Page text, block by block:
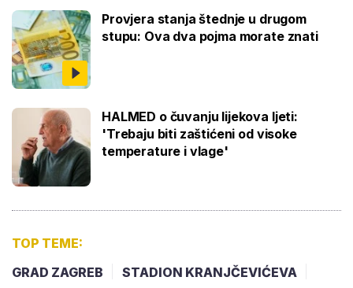
Provjera stanja štednje u drugom
stupu: Ova dva pojma morate znati
HALMED o čuvanju lijekova ljeti:
'Trebaju biti zaštićeni od visoke
temperature i vlage'
TOP TEME:
GRAD ZAGREB
STADION KRANJČEVIĆEVA